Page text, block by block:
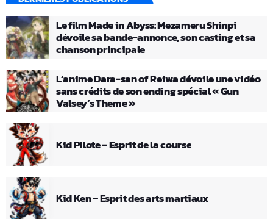
Le film Made in Abyss: Mezameru Shinpi
dévoile sa bande-annonce, son casting et sa
chanson principale
L’anime Dara-san of Reiwa dévoile une vidéo
sans crédits de son ending spécial « Gun
Valsey’s Theme »
Kid Pilote – Esprit de la course
Kid Ken – Esprit des arts martiaux